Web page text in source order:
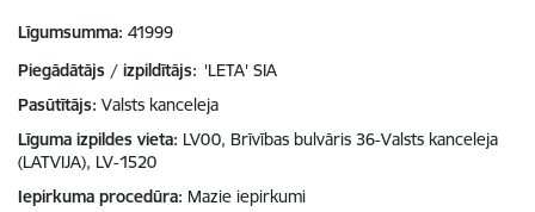
Līgumsumma 41999
Piegādātājs / izpildītājs: 'LETA' SIA
Pasūtītājs Valsts kanceleja
Līguma izpildes vieta LV00, Brīvības bulvāris 36-Valsts kanceleja
(LATVIJA), LV-1520
Iepirkuma procedūra Mazie iepirkumi